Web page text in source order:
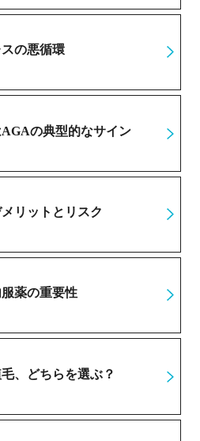
の悪循環
の典型的なサイン
リットとリスク
薬の重要性
、どちらを選ぶ？